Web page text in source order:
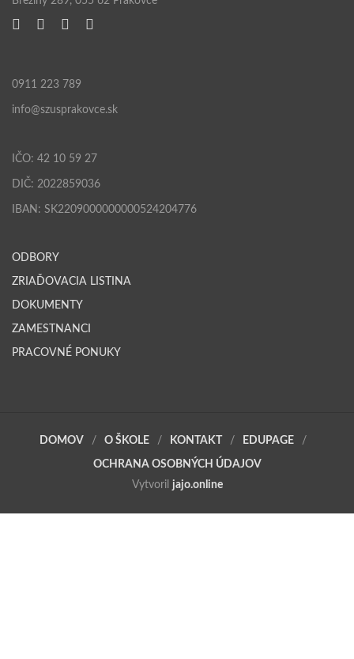
0911 223 789
info@szusprakovce.sk
IČO: 42 10 59 27
DIČ: 2022859036
IBAN: SK2209000000000524204776
ODBORY
ZRIAĎOVACIA LISTINA
DOKUMENTY
ZAMESTNANCI
PRACOVNÉ PONUKY
DOMOV O ŠKOLE KONTAKT EDUPAGE
OCHRANA OSOBNÝCH ÚDAJOV
Vytvoril jajo.online